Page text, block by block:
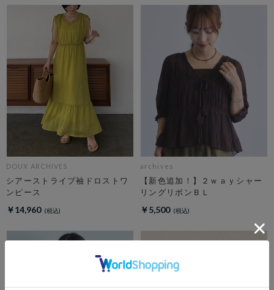
DOUX ARCHIVES
シアーストライプ袖ドロストワ
ンピース
￥14,960
archives
【新色追加！】２ｗａｙシャー
リングリボンＢＬ
￥5,500